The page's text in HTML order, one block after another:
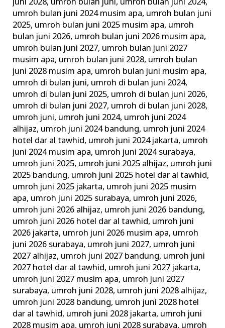
juni 2028, umroh bulan juni, umroh bulan juni 2024,
umroh bulan juni 2024 musim apa, umroh bulan juni
2025, umroh bulan juni 2025 musim apa, umroh
bulan juni 2026, umroh bulan juni 2026 musim apa,
umroh bulan juni 2027, umroh bulan juni 2027
musim apa, umroh bulan juni 2028, umroh bulan
juni 2028 musim apa, umroh bulan juni musim apa,
umroh di bulan juni, umroh di bulan juni 2024,
umroh di bulan juni 2025, umroh di bulan juni 2026,
umroh di bulan juni 2027, umroh di bulan juni 2028,
umroh juni, umroh juni 2024, umroh juni 2024
alhijaz, umroh juni 2024 bandung, umroh juni 2024
hotel dar al tawhid, umroh juni 2024 jakarta, umroh
juni 2024 musim apa, umroh juni 2024 surabaya,
umroh juni 2025, umroh juni 2025 alhijaz, umroh juni
2025 bandung, umroh juni 2025 hotel dar al tawhid,
umroh juni 2025 jakarta, umroh juni 2025 musim
apa, umroh juni 2025 surabaya, umroh juni 2026,
umroh juni 2026 alhijaz, umroh juni 2026 bandung,
umroh juni 2026 hotel dar al tawhid, umroh juni
2026 jakarta, umroh juni 2026 musim apa, umroh
juni 2026 surabaya, umroh juni 2027, umroh juni
2027 alhijaz, umroh juni 2027 bandung, umroh juni
2027 hotel dar al tawhid, umroh juni 2027 jakarta,
umroh juni 2027 musim apa, umroh juni 2027
surabaya, umroh juni 2028, umroh juni 2028 alhijaz,
umroh juni 2028 bandung, umroh juni 2028 hotel
dar al tawhid, umroh juni 2028 jakarta, umroh juni